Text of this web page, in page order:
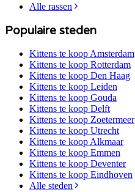
Alle rassen
Populaire steden
Kittens te koop Amsterdam
Kittens te koop Rotterdam
Kittens te koop Den Haag
Kittens te koop Leiden
Kittens te koop Gouda
Kittens te koop Delft
Kittens te koop Zoetermeer
Kittens te koop Utrecht
Kittens te koop Alkmaar
Kittens te koop Emmen
Kittens te koop Deventer
Kittens te koop Eindhoven
Alle steden